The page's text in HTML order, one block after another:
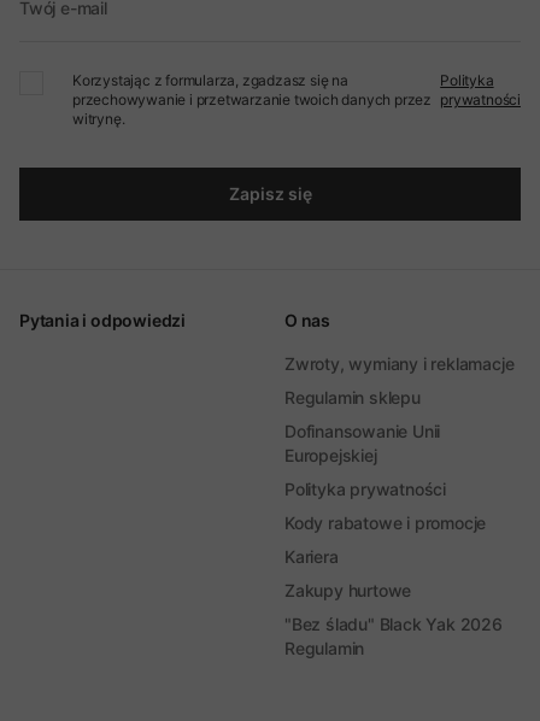
Twój e-mail
Korzystając z formularza, zgadzasz się na
przechowywanie i przetwarzanie twoich danych przez
witrynę.
Polityka
prywatności
Zapisz się
Pytania i odpowiedzi O nas
Zwroty, wymiany i reklamacje
Regulamin sklepu
Dofinansowanie Unii
Europejskiej
Polityka prywatności
Kody rabatowe i promocje
Kariera
Zakupy hurtowe
"Bez śladu" Black Yak 2026
Regulamin